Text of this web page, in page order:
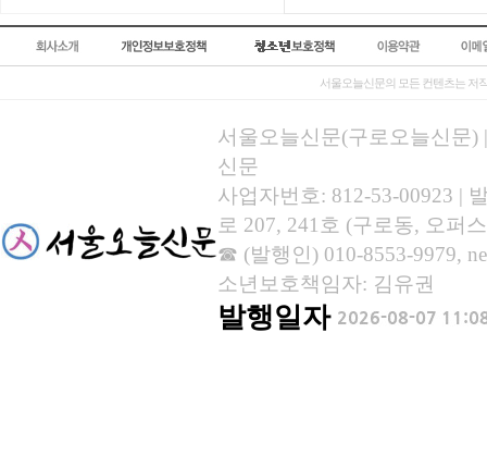
서울오늘신문의 모든 컨텐츠는 저
서울오늘신문(구로오늘신문)
신문
사업자번호: 812-53-00923 |
로 207, 241호 (구로동, 오퍼
☎ (발행인) 010-8553-9979,
소년보호책임자: 김유권
발행일자